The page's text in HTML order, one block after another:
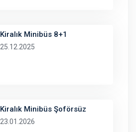
Kiralık Minibüs 8+1
25.12.2025
Kiralık Minibüs Şoförsüz
23.01.2026